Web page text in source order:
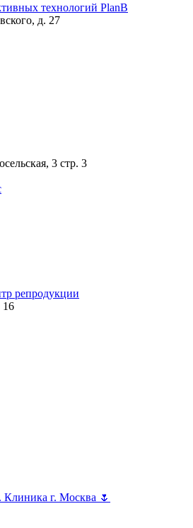
технологий PlanB
д. 27
3 стр. 3
репродукции
16
г. Москва 🌷